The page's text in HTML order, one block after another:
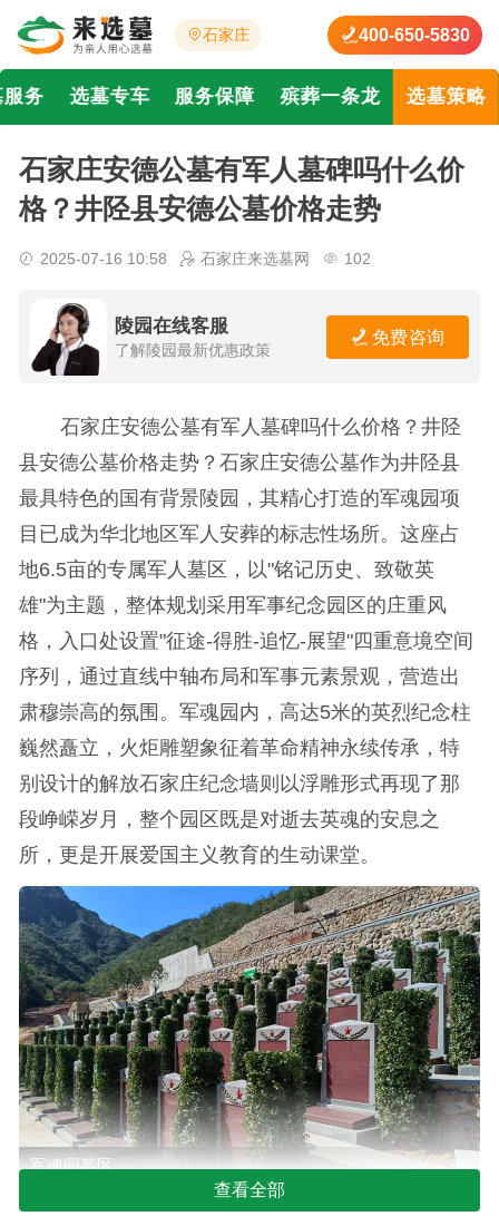
石家庄 400-650-5830
务 选墓专车 服务保障 殡葬一条龙 选墓策略
石家庄安德公墓有军人墓碑吗什么价
格？井陉县安德公墓价格走势
2025-07-16 10:58 石家庄来选墓网 102
陵园在线客服
了解陵园最新优惠政策
免费咨询
石家庄安德公墓有军人墓碑吗什么价格？井陉
县安德公墓价格走势？石家庄安德公墓作为井陉县
最具特色的国有背景陵园，其精心打造的军魂园项
目已成为华北地区军人安葬的标志性场所。这座占
地6.5亩的专属军人墓区，以"铭记历史、致敬英
雄"为主题，整体规划采用军事纪念园区的庄重风
格，入口处设置"征途-得胜-追忆-展望"四重意境空间
序列，通过直线中轴布局和军事元素景观，营造出
肃穆崇高的氛围。军魂园内，高达5米的英烈纪念柱
巍然矗立，火炬雕塑象征着革命精神永续传承，特
别设计的解放石家庄纪念墙则以浮雕形式再现了那
段峥嵘岁月，整个园区既是对逝去英魂的安息之
所，更是开展爱国主义教育的生动课堂。
军魂园墓区
在军人墓位的具体配置上，安德公墓提供了多
查看全部